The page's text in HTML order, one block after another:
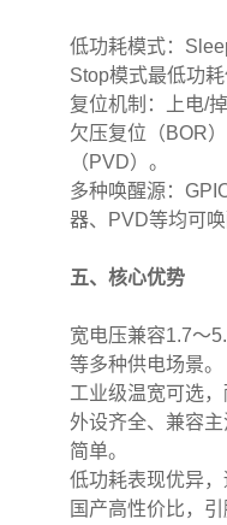
低功耗模式：
Stop模式最低功耗
复位机制：上电/
欠压复位（BOR
（PVD）。
多种唤醒源：
器、PVD等均可唤
五、核心优势
宽电压兼容1.7～
等多种供电场景。
工业级温宽可选
外设齐全、兼容
简单。
低功耗表现优异，
国产高性价比，